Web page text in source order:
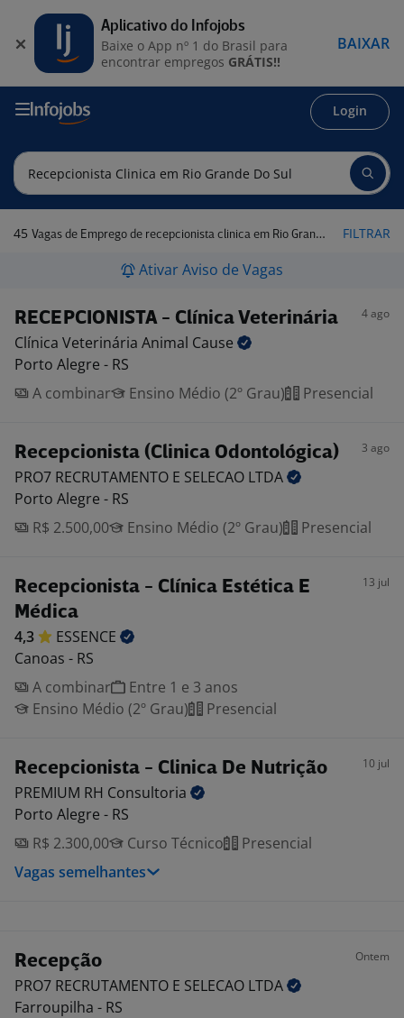
Login
45 Vagas de Emprego de recepcionista clinica em Rio Grande do Sul FILTRAR
Ativar Aviso de Vagas
RECEPCIONISTA - Clínica Veterinária 4 ago
Clínica Veterinária Animal Cause
Porto Alegre - RS
A combinar
Ensino Médio (2º Grau) Presencial
Recepcionista (Clinica Odontológica) 3 ago
PRO7 RECRUTAMENTO E SELECAO LTDA
Porto Alegre - RS
R$ 2.500,00
Ensino Médio (2º Grau) Presencial
Recepcionista - Clínica Estética E
Médica
13 jul
4,3
ESSENCE
Canoas - RS
A combinar
Entre 1 e 3 anos
Ensino Médio (2º Grau)
Presencial
Recepcionista - Clinica De Nutrição 10 jul
PREMIUM RH Consultoria
Porto Alegre - RS
R$ 2.300,00
Curso Técnico
Presencial
Vagas semelhantes
Recepção Ontem
PRO7 RECRUTAMENTO E SELECAO LTDA
Farroupilha - RS
Aplicativo do Infojobs
Baixe o App nº 1 do Brasil para
encontrar empregos GRÁTIS!!
BAIXAR